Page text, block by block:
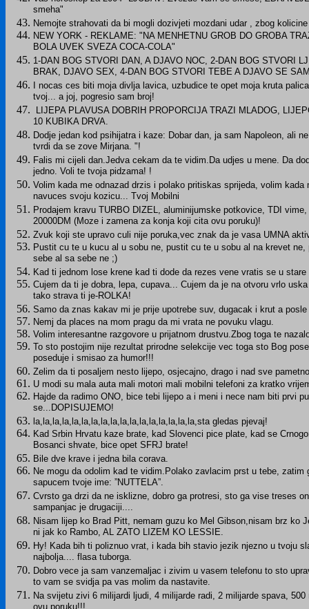
smeha"
Nemojte strahovati da bi mogli dozivjeti mozdani udar , zbog
NEW YORK - REKLAME: "NA MENHETNU GROB DO GROBA
BOLA UVEK SVEZA COCA-COLA"
1-DAN BOG STVORI DAN, A DJAVO NOC, 2-DAN BOG STVORI
BRAK, DJAVO SEX, 4-DAN BOG STVORI TEBE A DJAVO SE
I nocas ces biti moja divlja lavica, uzbudice te opet moja kruta
tvoj... a joj, pogresio sam broj!
LIJEPA PLAVUSA DOBRIH PROPORCIJA TRAZI MLADOG,
10 KUBIKA DRVA.
Dodje jedan kod psihijatra i kaze: Dobar dan, ja sam Napoleon, ali
tvrdi da se zove Mirjana. "!
Falis mi cijeli dan.Jedva cekam da te vidim.Da udjes u mene. Da
jedno. Voli te tvoja pidzama! !
Volim kada me odnazad drzis i polako pritiskas sprijeda, volim
navuces svoju kozicu... Tvoj Mobilni
Prodajem kravu TURBO DIZEL, aluminijumske potkovice, TDI
20000DM (Moze i zamena za konja koji cita ovu poruku)!
Zvuk koji ste upravo culi nije poruka,vec znak da je vasa UMNA
Pustit cu te u kucu al u sobu ne, pustit cu te u sobu al na krevet
sebe al sa sebe ne ;)
Kad ti jednom lose krene kad ti dode da rezes vene vratis se u
Cujem da ti je dobra, lepa, cupava... Cujem da je na otvoru vrlo
tako strava ti je-ROLKA!
Samo da znas kakav mi je prije upotrebe suv, dugacak i krut a
Nemj da places na mom pragu da mi vrata ne povuku vlagu.
Volim interesantne razgovore u prijatnom drustvu.Zbog toga te
To sto postojim nije rezultat prirodne selekcije vec toga sto Bog
poseduje i smisao za humor!!!
Zelim da ti posaljem nesto lijepo, osjecajno, drago i nad sve
U modi su mala auta mali motori mali mobilni telefoni za kratko
Hajde da radimo ONO, bice tebi lijepo a i meni i nece nam biti prvi
se...DOPISUJEMO!
la,la,la,la,la,la,la,la,la,la,la,la,la,la,la,la,la,sta gledas pjevaj!
Kad Srbin Hrvatu kaze brate, kad Slovenci pice plate, kad se
Bosanci shvate, bice opet SFRJ brate!
Bile dve krave i jedna bila corava.
Ne mogu da odolim kad te vidim.Polako zavlacim prst u tebe,
sapucem tvoje ime: ”NUTTELA”.
Cvrsto ga drzi da ne isklizne, dobro ga protresi, sto ga vise treses
sampanjac je drugaciji....
Nisam lijep ko Brad Pitt, nemam guzu ko Mel Gibson,nisam brz ko
ni jak ko Rambo, AL ZATO LIZEM KO LESSIE.
Hy! Kada bih ti poliznuo vrat, i kada bih stavio jezik njezno u tvoju
najbolja.... flasa tuborga.
Dobro vece ja sam vanzemaljac i zivim u vasem telefonu to sto
to vam se svidja pa vas molim da nastavite.
Na svijetu zivi 6 milijardi ljudi, 4 milijarde radi, 2 milijarde spava,